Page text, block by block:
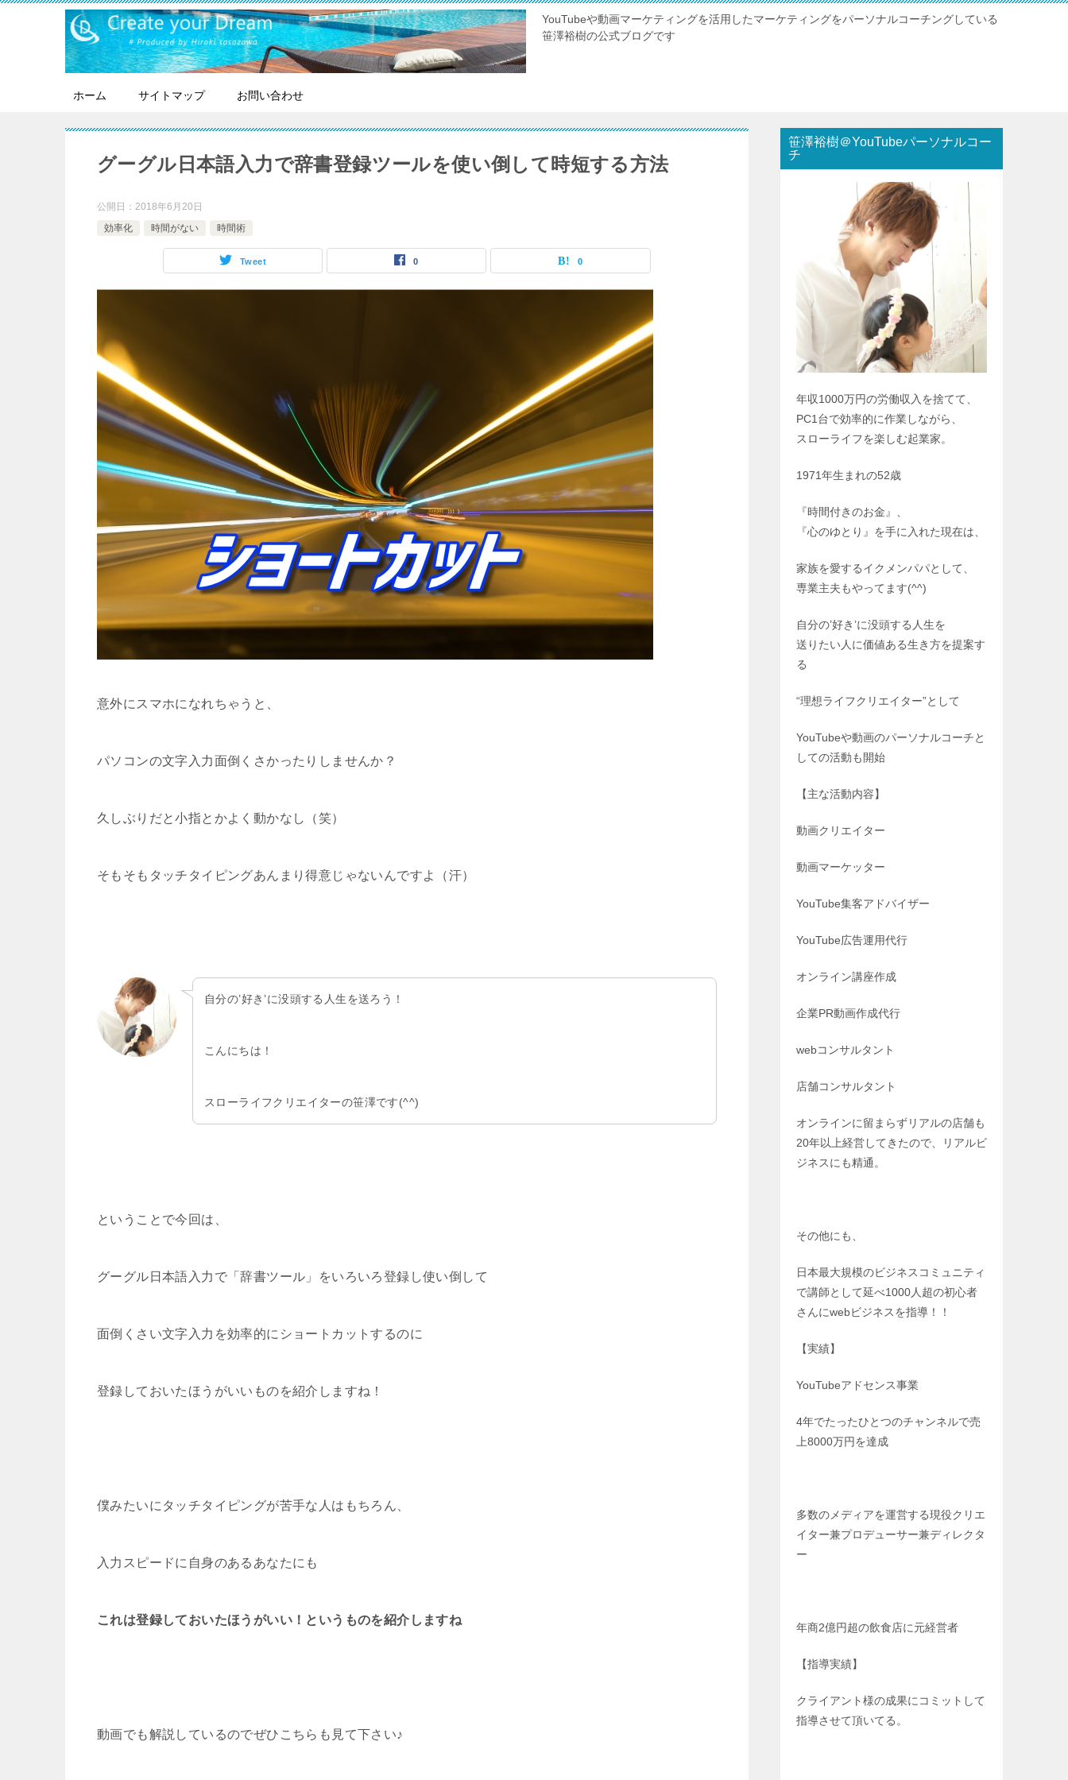
YouTubeや動画マーケティングを活用したマーケティングをパーソナルコーチングしている
笹澤裕樹の公式ブログです
ホーム サイトマップ お問い合わせ
グーグル日本語入力で辞書登録ツールを使い倒して時短する方法
公開日： 2018年6月20日
効率化
時間がない 時間術
Tweet 0 0
意外にスマホになれちゃうと、
パソコンの文字入力面倒くさかったりしませんか？
久しぶりだと小指とかよく動かなし（笑）
そもそもタッチタイピングあんまり得意じゃないんですよ（汗）
自分の’好き’に没頭する人生を送ろう！
こんにちは！
スローライフクリエイターの笹澤です(^^)
ということで今回は、
グーグル日本語入力で「辞書ツール」をいろいろ登録し使い倒して
面倒くさい文字入力を効率的にショートカットするのに
登録しておいたほうがいいものを紹介しますね！
僕みたいにタッチタイピングが苦手な人はもちろん、
入力スピードに自身のあるあなたにも
これは登録しておいたほうがいい！というものを紹介しますね
動画でも解説しているのでぜひこちらも見て下さい♪
笹澤裕樹＠YouTubeパーソナルコー
チ
年収1000万円の労働収入を捨てて、
PC1台で効率的に作業しながら、
スローライフを楽しむ起業家。
1971年生まれの52歳
『時間付きのお金』、
『心のゆとり』を手に入れた現在は、
家族を愛するイクメンパパとして、
専業主夫もやってます(^^)
自分の’好き’に没頭する人生を
送りたい人に価値ある生き方を提案す
る
“理想ライフクリエイター”として
YouTubeや動画のパーソナルコーチと
しての活動も開始
【主な活動内容】
動画クリエイター
動画マーケッター
YouTube集客アドバイザー
YouTube広告運用代行
オンライン講座作成
企業PR動画作成代行
webコンサルタント
店舗コンサルタント
オンラインに留まらずリアルの店舗も
20年以上経営してきたので、リアルビ
ジネスにも精通。
その他にも、
日本最大規模のビジネスコミュニティ
で講師として延べ1000人超の初心者
さんにwebビジネスを指導！！
【実績】
YouTubeアドセンス事業
4年でたったひとつのチャンネルで売
上8000万円を達成
多数のメディアを運営する現役クリエ
イター兼プロデューサー兼ディレクタ
ー
年商2億円超の飲食店に元経営者
【指導実績】
クライアント様の成果にコミットして
指導させて頂いてる。